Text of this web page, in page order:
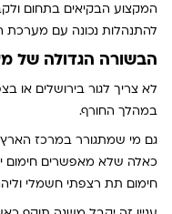
המקצוע הבקיאים בתחום
להתנהלות נכונה עם מערכת
הבשורה הגדולה של
לא צריך לגור בירושלים או
במהלך החורף.
גם מי שמתגורר במרכז הארץ
כאלה שלא מאפשרים חימום
חימום תת רצפתי חשמלי